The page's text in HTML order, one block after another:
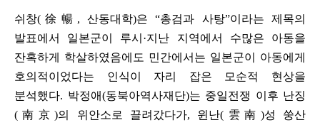
쉬창( 徐暢 ,산동대학)은“총검과 사탕”이라는 제목의
발표에서 일본군이 루시 ·지난 지역에서 수많은 아동을
잔혹하게 학살하였음에도 민간에서는 일본군이 아동에게
호의적이었다는 인식이 자리 잡은 모순적 현상을
분석했다. 박정애(동북아역사재단)는 중일전쟁 이후 난징
( 南京)의 위안소로 끌려갔다가, 윈난( 雲南 )성 쑹산